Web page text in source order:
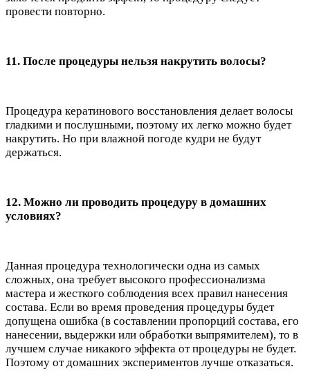
провести повторно.
11. После процедуры нельзя накрутить волосы?
Процедура кератинового восстановления делает волосы
гладкими и послушными, поэтому их легко можно будет
накрутить. Но при влажной погоде кудри не будут
держаться.
12. Можно ли проводить процедуру в домашних
условиях?
Данная процедура технологически одна из самых
сложных, она требует высокого профессионализма
мастера и жесткого соблюдения всех правил нанесения
состава. Если во время проведения процедуры будет
допущена ошибка (в составлении пропорций состава, его
нанесении, выдержки или обработки выпрямителем), то в
лучшем случае никакого эффекта от процедуры не будет.
Поэтому от домашних экспериментов лучше отказаться.